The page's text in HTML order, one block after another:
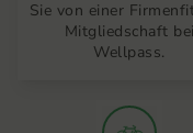
Sie von einer
Mitgliedschaft bei
Wellpass.